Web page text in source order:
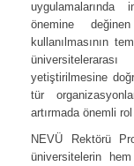
uygulamalarında
önemine
kullanılmasının
yetiştirilmesine
tür
artırmada önemli rol
NEVÜ Rektörü
üniversitelerin